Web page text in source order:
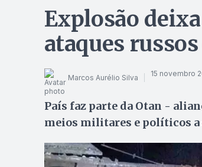
Explosão
ataques
Marcos Aurélio Silva 15 novembro
País faz parte da Otan -
meios militares e políticos a